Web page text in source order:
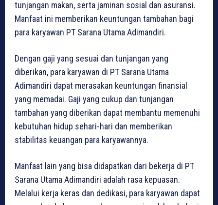
tunjangan makan, serta jaminan sosial dan asuransi.
Manfaat ini memberikan keuntungan tambahan bagi
para karyawan PT Sarana Utama Adimandiri.
Dengan gaji yang sesuai dan tunjangan yang
diberikan, para karyawan di PT Sarana Utama
Adimandiri dapat merasakan keuntungan finansial
yang memadai. Gaji yang cukup dan tunjangan
tambahan yang diberikan dapat membantu memenuhi
kebutuhan hidup sehari-hari dan memberikan
stabilitas keuangan para karyawannya.
Manfaat lain yang bisa didapatkan dari bekerja di PT
Sarana Utama Adimandiri adalah rasa kepuasan.
Melalui kerja keras dan dedikasi, para karyawan dapat